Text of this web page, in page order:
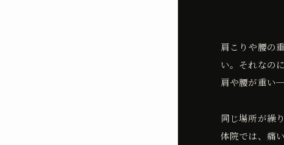
肩こりや腰の
い。それなの
肩や腰が重い
同じ場所が繰
体院では、痛